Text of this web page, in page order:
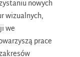
nowych
wizualnych,
we
prace